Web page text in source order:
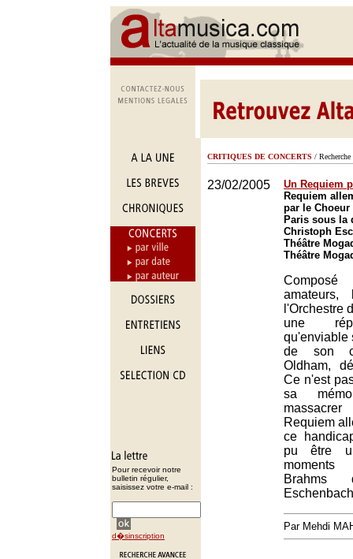
Pour recevoir notre
bulletin régulier,
saisissez votre e-mail :
d�sinscription
CRITIQUES DE CONCERTS / Recherche
23/02/2005
Un Requiem
Requiem
par le
Paris sous la
Christoph
Théâtre
Théâtre
l'Orchestre
une
qu'enviable
de son
Oldham,
Ce n'est
sa
Requiem
ce
pu être
Brahms
Par Mehdi